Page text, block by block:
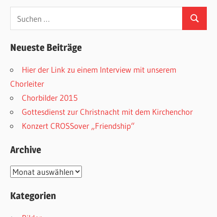
Neueste Beiträge
Hier der Link zu einem Interview mit unserem
Chorleiter
Chorbilder 2015
Gottesdienst zur Christnacht mit dem Kirchenchor
Konzert CROSSover „Friendship“
Archive
Archive
Kategorien